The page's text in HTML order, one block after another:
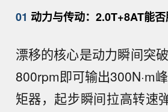
01 动力与传动：2.0T+8AT能否
漂移的核心是动力瞬间突
800rpm即可输出300N·m
矩器，起步瞬间拉高转速